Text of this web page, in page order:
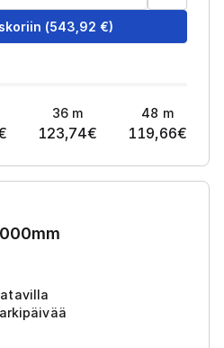
(543,92 €)
36 m
123,74€
48 m
119,66€